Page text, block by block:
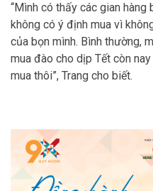
“Mình có thấy các gian
không có ý định mua vì
của bọn mình. Bình thường,
mua đào cho dịp Tết còn
mua thôi”, Trang cho biết.